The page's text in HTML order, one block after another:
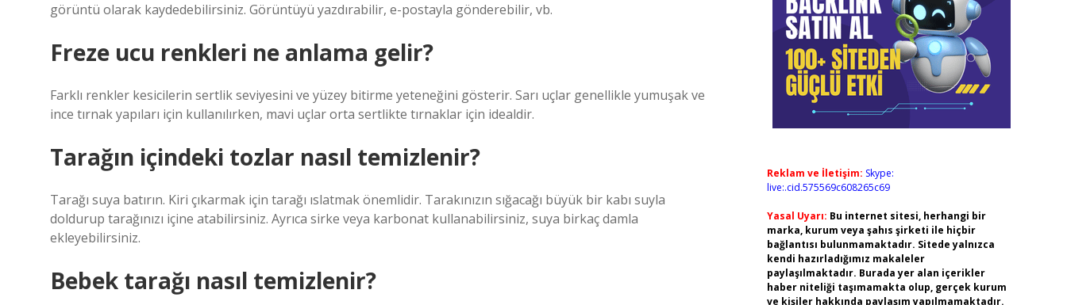
görüntü olarak kaydedebilirsiniz. Görüntüyü yazdırabilir, e-postayla gönderebilir, vb.
Freze ucu renkleri ne anlama gelir?
Farklı renkler kesicilerin sertlik seviyesini ve yüzey bitirme yeteneğini gösterir. Sarı uçlar genellikle yumuşak ve
ince tırnak yapıları için kullanılırken, mavi uçlar orta sertlikte tırnaklar için idealdir.
Tarağın içindeki tozlar nasıl temizlenir?
Tarağı suya batırın. Kiri çıkarmak için tarağı ıslatmak önemlidir. Tarakınızın sığacağı büyük bir kabı suyla
doldurup tarağınızı içine atabilirsiniz. Ayrıca sirke veya karbonat kullanabilirsiniz, suya birkaç damla
ekleyebilirsiniz.
Bebek tarağı nasıl temizlenir?
Reklam ve İletişim: Skype:
live:.cid.575569c608265c69
Yasal Uyarı: Bu internet sitesi, herhangi bir
marka, kurum veya şahıs şirketi ile hiçbir
bağlantısı bulunmamaktadır. Sitede yalnızca
kendi hazırladığımız makaleler
paylaşılmaktadır. Burada yer alan içerikler
haber niteliği taşımamakta olup, gerçek kurum
ve kişiler hakkında paylaşım yapılmamaktadır.